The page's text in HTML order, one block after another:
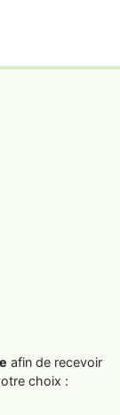
afin de recevoir
choix :